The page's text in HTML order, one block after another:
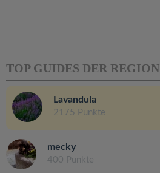
TOP GUIDES DER REGION
Lavandula
2175 Punkte
mecky
400 Punkte